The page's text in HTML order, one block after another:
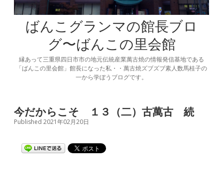
facebook
ばんこグランマの館長ブロ
グ〜ばんこの里会館
縁あって三重県四日市市の地元伝統産業萬古焼の情報発信基地である
「ばんこの里会館」館長になった私・・萬古焼ズブズブ素人数馬桂子の
一から学ぼうブログです。
今だからこそ １３（二）古萬古 続
Published 2021年02月20日